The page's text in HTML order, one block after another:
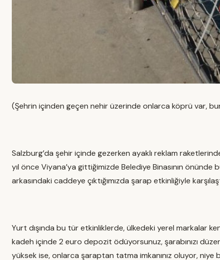
(Şehrin içinden geçen nehir üzerinde onlarca köprü var,
Salzburg’da şehir içinde gezerken ayaklı reklam
yıl önce Viyana’ya gittiğimizde Belediye Binasının
arkasındaki caddeye çıktığımızda şarap etkinliğiyle
Yurt dışında bu tür etkinliklerde, ülkedeki yerel markalar
kadeh içinde 2 euro depozit ödüyorsunuz, şarabınızı
yüksek ise, onlarca şaraptan tatma imkanınız oluyor, niye